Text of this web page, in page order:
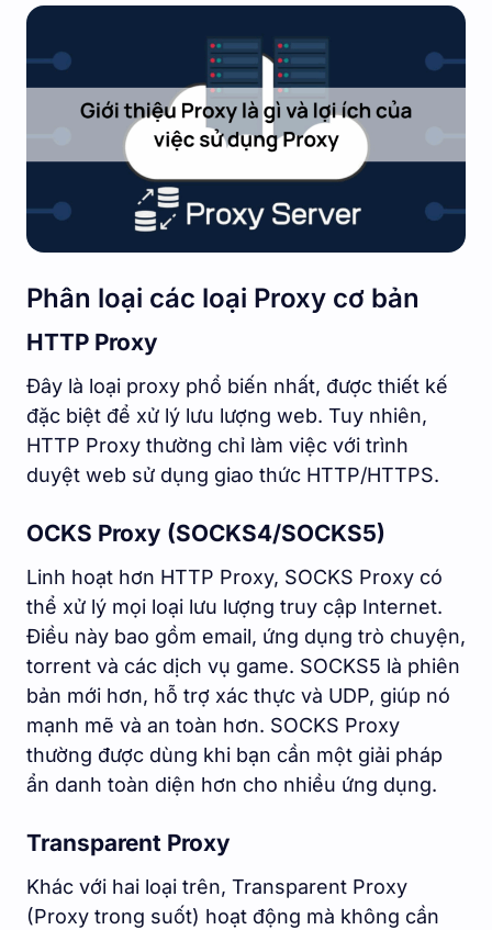
Phân loại các loại Proxy cơ bản
HTTP Proxy
Đây là loại proxy phổ biến nhất, được thiết kế
đặc biệt để xử lý lưu lượng web. Tuy nhiên,
HTTP Proxy thường chỉ làm việc với trình
duyệt web sử dụng giao thức HTTP/HTTPS.
OCKS Proxy (SOCKS4/SOCKS5)
Linh hoạt hơn HTTP Proxy, SOCKS Proxy có
thể xử lý mọi loại lưu lượng truy cập Internet.
Điều này bao gồm email, ứng dụng trò chuyện,
torrent và các dịch vụ game. SOCKS5 là phiên
bản mới hơn, hỗ trợ xác thực và UDP, giúp nó
mạnh mẽ và an toàn hơn. SOCKS Proxy
thường được dùng khi bạn cần một giải pháp
ẩn danh toàn diện hơn cho nhiều ứng dụng.
Transparent Proxy
Khác với hai loại trên, Transparent Proxy
(Proxy trong suốt) hoạt động mà không cần